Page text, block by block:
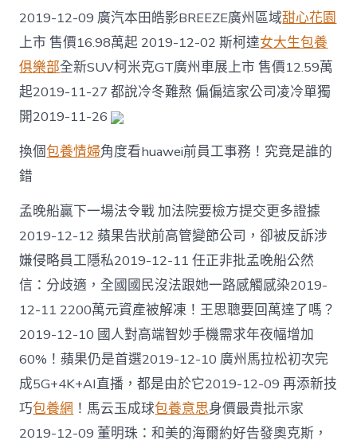
2019-12-09 廣汽本田皓影BREEZE廣州區域甜心花園
上市 售價16.98萬起 2019-12-02 斯柯達女大生包養
俱樂部全新SUV柯米克GT廣州車展上市 售價12.59萬
起2019-11-27 都說冷冬難熬 偏偏這家公司凌冷單獨
開2019-11-26
換個包養情婦角度看huawei前員工事務！究竟是誰的
錯
孟晚船贏下一場法令戰 加法院要檢方提交更多證據
2019-12-12 蘋果告狀前高管變節公司，卻被反訴涉
嫌侵略員工隱私2019-12-11 任正非批孟晚船公然
信：分歧適，全國國民沒法跟她一路感觸感染2019-
12-11 2200萬元資產被解凍！王思聰要回萬達了嗎？
2019-12-10 國人對高端智妙手機需求年夜幅增加
60%！蘋果仍是首選2019-12-10 廣州馬拉松初次完
成5G+4K+AI直播，都是由於它2019-12-09 再添新技
巧包養網 ！馬云玉成球包養意思身價最貴批示家
2019-12-09 董明珠：和美的海爾約好告發奧克斯，